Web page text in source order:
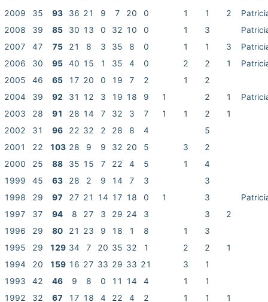
2009
35 93 36 21 9 7 20 0 1 1 2
2008
39 85 30 13 0 32 10 0 1 3
2007
47 75 21 8 3 35 8 0 1 1 3
2006
30 95 40 15 1 35 4 0 2 2 1
2005
46 65 17 20 0 19 7 2 1
2
2004
39 92 31 12 3 19 18 9 1 2 1
2003
28 91 28 14 7 32 3 7 1 1 2
1
2002
31 96 22 32 2 28 8 4
5
2001
22 103 28 9 9 32 20 5 3
2
2000
25 88 35 15 7 22 4 5 1
4
1999
45 63 28 2 9 14 7 3
3
1998
29 97 27 21 14 17 18 0 1 3
1997
37 94 8 27 3 29 24 3 3
2
1996
29 80 21 23 9 18 1 8 1
3
1995
29 129 34 7 20 35 32 1 2 2
1
1994
20 159 16 27 33 29 33 21 3
1
1993
42 46 9 8 0 11 14 4 1
1
1992
32 67 17 18 4 22 4 2 1 1 1